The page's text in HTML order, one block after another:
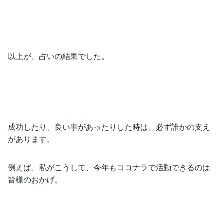
以上が、占いの結果でした。
成功したり、良い事があったりした時は、必ず誰かの支え
があります。
例えば、私がこうして、今年もココナラで活動できるのは
皆様のおかげ。